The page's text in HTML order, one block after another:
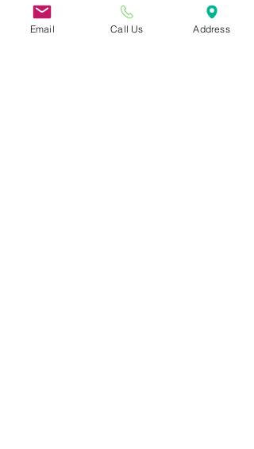
Email Call Us Address